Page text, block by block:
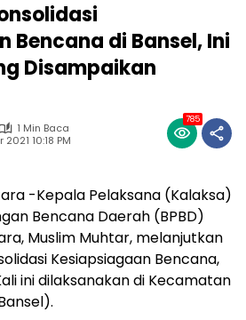
Bencana di Bansel, Ini
Disampaikan
1 Min Baca
10:18 PM
785
-Kepala Pelaksana (Kalaksa)
Bencana Daerah (BPBD)
Muslim Muhtar, melanjutkan
Kesiapsiagaan Bencana,
ini dilaksanakan di Kecamatan